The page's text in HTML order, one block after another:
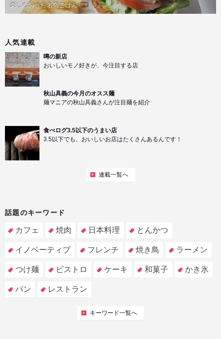
楽しむおうち名店ごはん PR
人気連載
噂の新店
おいしいモノ好きが、今注目する店
秋山具義の今月のオスス麺
麺マニアの秋山具義さんが注目麺を紹介
食べログ3.5以下のうまい店
3.5以下でも、おいしいお店はたくさんあるんです！
連載一覧へ
話題のキーワード
カフェ 焼肉 日本料理 とんかつ
イノベーティブ フレンチ 焼き鳥 ラーメン
つけ麺 ビストロ ケーキ 和菓子 かき氷
パン レストラン
キーワード一覧へ